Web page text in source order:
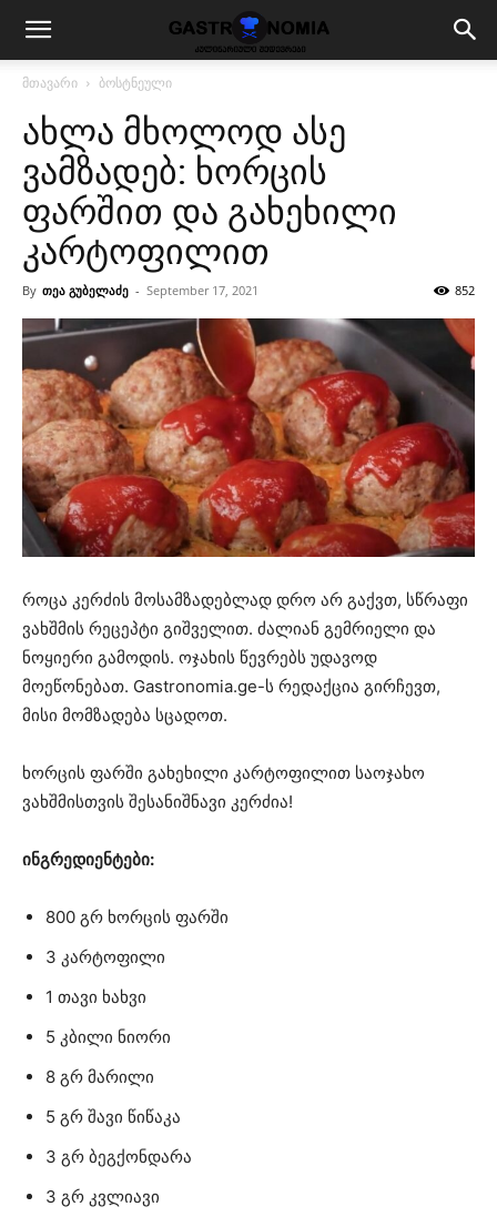
მთავარი ბოსტნეული
ახლა მხოლოდ ასე
ვამზადებ: ხორცის
ფარშით და გახეხილი
კარტოფილით
By თეა გუბელაძე - September 17, 2021 852
როცა კერძის მოსამზადებლად დრო არ გაქვთ, სწრაფი
ვახშმის რეცეპტი გიშველით. ძალიან გემრიელი და
ნოყიერი გამოდის. ოჯახის წევრებს უდავოდ
მოეწონებათ. Gastronomia.ge-ს რედაქცია გირჩევთ,
მისი მომზადება სცადოთ.
ხორცის ფარში გახეხილი კარტოფილით საოჯახო
ვახშმისთვის შესანიშნავი კერძია!
ინგრედიენტები:
800 გრ ხორცის ფარში
3 კარტოფილი
1 თავი ხახვი
5 კბილი ნიორი
8 გრ მარილი
5 გრ შავი წიწაკა
3 გრ ბეგქონდარა
3 გრ კვლიავი